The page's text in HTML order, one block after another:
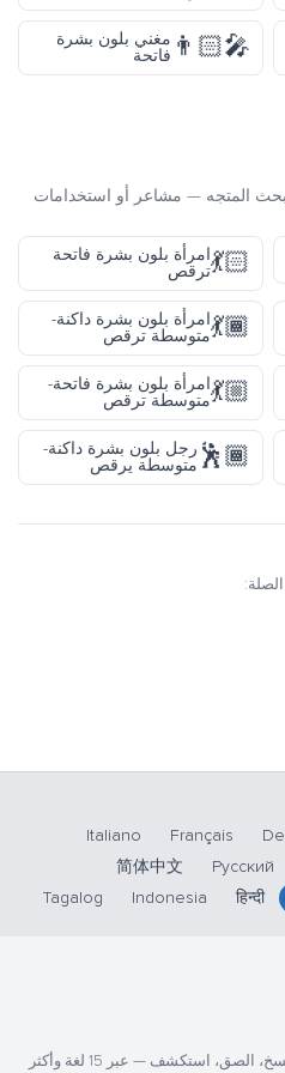
👨🏻‍🎤 مغني بلون بشرة
فاتحة
المتجه — مشاعر أو استخدامات
💃🏻امرأة بلون بشرة فاتحة
ترقص
💃🏾امرأة بلون بشرة داكنة-
متوسطة ترقص
💃🏼امرأة بلون بشرة فاتحة-
متوسطة ترقص
🕺🏾 رجل بلون بشرة داكنة-
متوسطة يرقص
Français
Italiano
Русский
简体中文
हिन्दी
Indonesia
Tagalog
كل رمز تعبيري، كل معنى، كل لغة. انسخ، الصق، استكشف — عبر 15 لغة وأكثر